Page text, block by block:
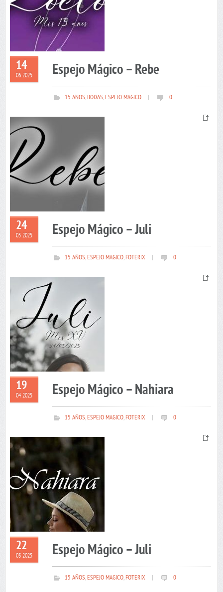
14
06 2025 Espejo Mágico – Rebe
15 AÑOS,BODAS,ESPEJO MAGICO 0
24
05 2025 Espejo Mágico – Juli
15 AÑOS,ESPEJO MAGICO,FOTERIX 0
19
04 2025 Espejo Mágico – Nahiara
15 AÑOS,ESPEJO MAGICO,FOTERIX 0
22
03 2025 Espejo Mágico – Juli
15 AÑOS,ESPEJO MAGICO,FOTERIX 0